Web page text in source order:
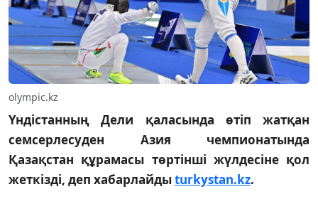
olympic.kz
Үндістанның Дели қаласында өтіп жатқан
семсерлесуден Азия чемпионатында
Қазақстан құрамасы төртінші жүлдесіне қол
жеткізді, деп хабарлайдыturkystan.kz.